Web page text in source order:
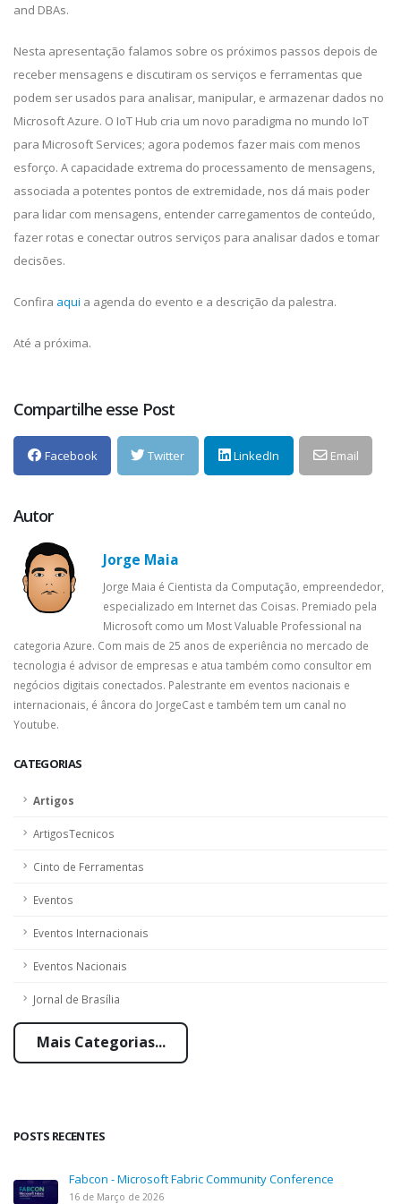
CATEGORIAS
Artigos
ArtigosTecnicos
Cinto de Ferramentas
Eventos
Eventos Internacionais
Eventos Nacionais
Jornal de Brasília
Mais Categorias...
POSTS RECENTES
Fabcon - Microsoft Fabric Community Conference
16 de Março de 2026
and DBAs.
Nesta apresentação falamos sobre os próximos passos depois de
receber mensagens e discutiram os serviços e ferramentas que
podem ser usados para analisar, manipular, e armazenar dados no
Microsoft Azure. O IoT Hub cria um novo paradigma no mundo IoT
para Microsoft Services; agora podemos fazer mais com menos
esforço. A capacidade extrema do processamento de mensagens,
associada a potentes pontos de extremidade, nos dá mais poder
para lidar com mensagens, entender carregamentos de conteúdo,
fazer rotas e conectar outros serviços para analisar dados e tomar
decisões.
Confira aqui a agenda do evento e a descrição da palestra.
Até a próxima.
Compartilhe esse Post
Facebook Twitter LinkedIn Email
Autor
Jorge Maia
Jorge Maia é Cientista da Computação, empreendedor,
especializado em Internet das Coisas. Premiado pela
Microsoft como um Most Valuable Professional na
categoria Azure. Com mais de 25 anos de experiência no mercado de
tecnologia é advisor de empresas e atua também como consultor em
negócios digitais conectados. Palestrante em eventos nacionais e
internacionais, é âncora do JorgeCast e também tem um canal no
Youtube.